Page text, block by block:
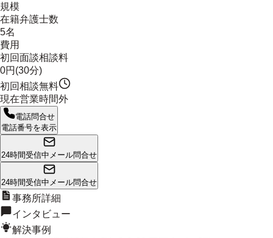
規模
在籍弁護士数
5名
費用
初回面談相談料
0円(30分)
初回相談無料
現在営業時間外
電話問合せ
電話番号を表示
24時間受信中 メール問合せ
24時間受信中 メール問合せ
事務所詳細
インタビュー
解決事例